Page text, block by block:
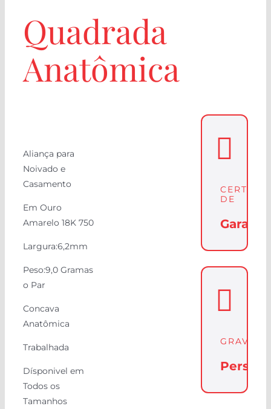
Quadrada
Anatômica
Aliança para
Noivado e
Casamento
Em Ouro
Amarelo 18K 750
Largura:6,2mm
Peso:9,0 Gramas
o Par
Concava
Anatômica
Trabalhada
Dísponivel em
Todos os
Tamanhos
DE